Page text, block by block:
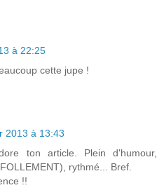
à 22:25
cette jupe !
2013 à 13:43
ton article. Plein d'humour,
rythmé... Bref.
!!